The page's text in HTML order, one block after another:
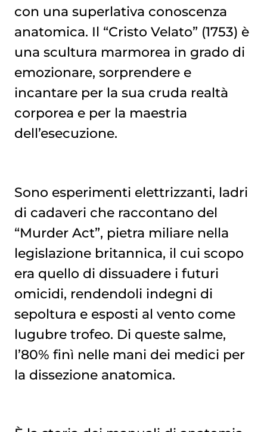
con una superlativa conoscenza
anatomica. Il “Cristo Velato” (1753) è
una scultura marmorea in grado di
emozionare, sorprendere e
incantare per la sua cruda realtà
corporea e per la maestria
dell’esecuzione.
Sono esperimenti elettrizzanti, ladri
di cadaveri che raccontano del
“Murder Act”, pietra miliare nella
legislazione britannica, il cui scopo
era quello di dissuadere i futuri
omicidi, rendendoli indegni di
sepoltura e esposti al vento come
lugubre trofeo. Di queste salme,
l’80% finì nelle mani dei medici per
la dissezione anatomica.